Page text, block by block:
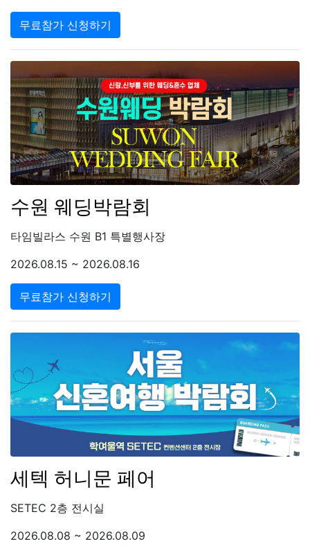
무료참가 신청하기
수원 웨딩박람회
타임빌라스 수원 B1 특별행사장
2026.08.15 ~ 2026.08.16
무료참가 신청하기
세텍 허니문 페어
SETEC 2층 전시실
2026.08.08 ~ 2026.08.09